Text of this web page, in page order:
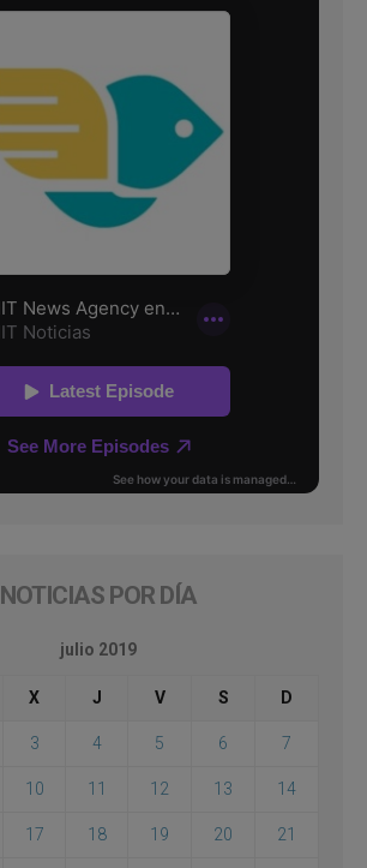
NOTICIAS POR DÍA
julio 2019
X J V S D
3 4 5 6 7
10 11 12 13 14
17 18 19 20 21